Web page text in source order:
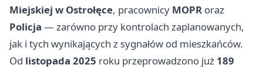
Miejskiej w Ostrołęce, pracownicy MOPR oraz
Policja — zarówno przy kontrolach zaplanowanych,
jak i tych wynikających z sygnałów od mieszkańców.
Od listopada 2025 roku przeprowadzono już 189